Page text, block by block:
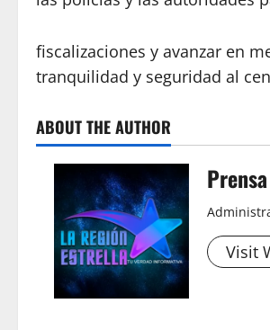
fiscalizaciones y avanzar en
tranquilidad y seguridad al
ABOUT THE AUTHOR
Visit